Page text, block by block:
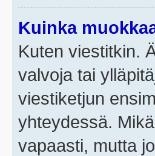
Kuinka
Kuten viestitkin.
valvoja tai
viestiketjun
yhteydessä.
vapaasti, mutta